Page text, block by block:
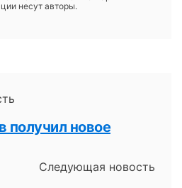
несут авторы.
получил новое
Следующая новость